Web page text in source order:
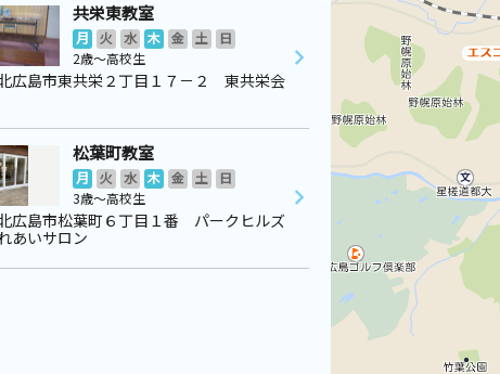
共栄東教室
月 火 水 木 金 土
日
2歳～高校生
広島市東共栄２丁目１７－２ 東共栄会
松葉町教室
月 火 水 木 金 土
日
3歳～高校生
広島市松葉町６丁目１番 パークヒルズ
あいサロン